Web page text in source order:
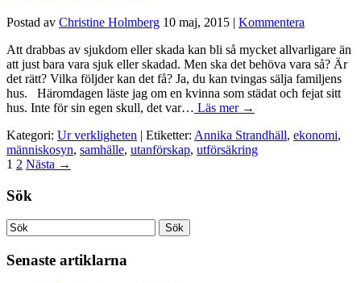
Postad av Christine Holmberg 10 maj, 2015 | Kommentera
Att drabbas av sjukdom eller skada kan bli så mycket allvarligare än
att just bara vara sjuk eller skadad. Men ska det behöva vara så? Är
det rätt? Vilka följder kan det få? Ja, du kan tvingas sälja familjens
hus. Häromdagen läste jag om en kvinna som städat och fejat sitt
hus. Inte för sin egen skull, det var… Läs mer →
Kategori: Ur verkligheten | Etiketter: Annika Strandhäll, ekonomi,
människosyn, samhälle, utanförskap, utförsäkring
1 2 Nästa →
Sök
Senaste artiklarna